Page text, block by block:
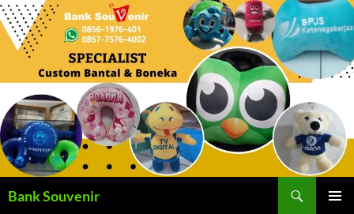
Langsung
ke
Bank Souvenir